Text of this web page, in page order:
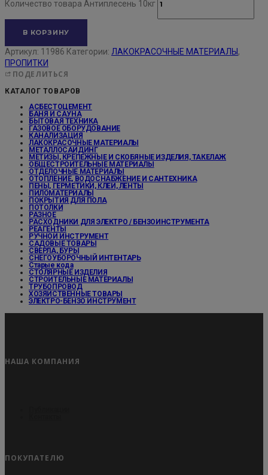
Количество товара Антиплесень 10кг
В КОРЗИНУ
Артикул: 11986 Категории: ЛАКОКРАСОЧНЫЕ МАТЕРИАЛЫ ,
ПРОПИТКИ
ПОДЕЛИТЬСЯ
КАТАЛОГ ТОВАРОВ
АСБЕСТОЦЕМЕНТ
БАНЯ И САУНА
БЫТОВАЯ ТЕХНИКА
ГАЗОВОЕ ОБОРУДОВАНИЕ
КАНАЛИЗАЦИЯ
ЛАКОКРАСОЧНЫЕ МАТЕРИАЛЫ
МЕТАЛЛОСАЙДИНГ
МЕТИЗЫ, КРЕПЕЖНЫЕ И СКОБЯНЫЕ ИЗДЕЛИЯ, ТАКЕЛАЖ
ОБЩЕСТРОИТЕЛЬНЫЕ МАТЕРИАЛЫ
ОТДЕЛОЧНЫЕ МАТЕРИАЛЫ
ОТОПЛЕНИЕ, ВОДОСНАБЖЕНИЕ И САНТЕХНИКА
ПЕНЫ, ГЕРМЕТИКИ, КЛЕИ, ЛЕНТЫ
ПИЛОМАТЕРИАЛЫ
ПОКРЫТИЯ ДЛЯ ПОЛА
ПОТОЛКИ
РАЗНОЕ
РАСХОДНИКИ ДЛЯ ЭЛЕКТРО / БЕНЗОИНСТРУМЕНТА
РЕАГЕНТЫ
РУЧНОЙ ИНСТРУМЕНТ
САДОВЫЕ ТОВАРЫ
СВЕРЛА, БУРЫ
СНЕГОУБОРОЧНЫЙ ИНТЕНТАРЬ
Старые кода
СТОЛЯРНЫЕ ИЗДЕЛИЯ
СТРОИТЕЛЬНЫЕ МАТЕРИАЛЫ
ТРУБОПРОВОД
ХОЗЯЙСТВЕННЫЕ ТОВАРЫ
ЭЛЕКТРО-БЕНЗО ИНСТРУМЕНТ
НАША КОМПАНИЯ
ПОКУПАТЕЛЮ